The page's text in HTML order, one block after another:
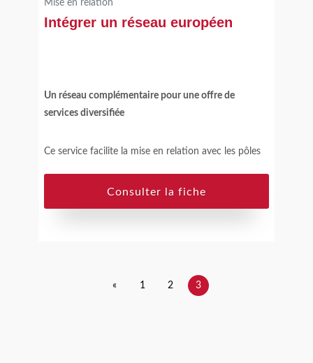
Mise en relation
Intégrer un réseau européen
Un réseau complémentaire pour une offre de
services diversifiée
Ce service facilite la mise en relation avec les pôles
partenaires et complémentaires de Dihnamic.
Consulter la fiche
« 1 2 3